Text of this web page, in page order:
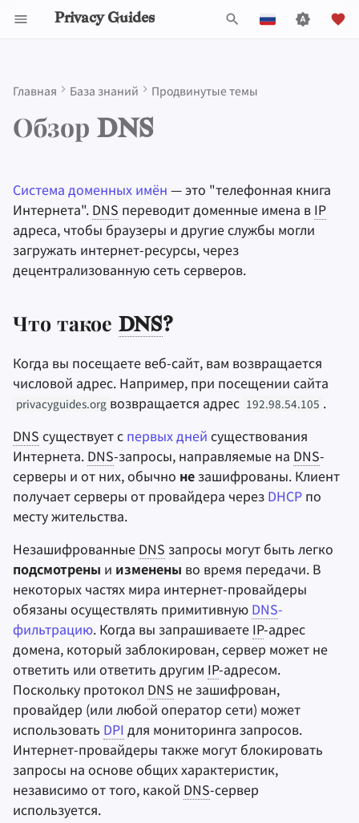
Privacy Guides
ц
а
л
и
и
я
п
о
и
с
к
а
Español
Nederlands
中文 (繁體)
中文 (繁體，台灣)
Многофакторная
Выбор оборудования
Безопасность
электронной почты
Что такое "зашифрованный
DNS"?
DNSCrypt
DNSчерезHTTPS (DoH)
Нативная поддержка в
операционных системах
Устройства Apple
Linux
Что может увидеть
посторонний человек?
Почему мне
не следует
использовать
зашифрованныйDNS?
IP-адрес
Индикация имени сервера
(SNI)
Протокол состояния
сетевого сертификата
(OCSP)
iOS Overview
Linux Overview
Обзор macOS
Обзор Qubes
конфиденциальности
File Management
Пользование
Интернетом
Мобильные
Browser Extensions
Провайдеры
DNS-провайдеры
Email Aliasing
Электронная почта
Поисковые системы
обеспечение
Криптовалюта
Data and Metadata
Redaction
Инструменты для
шифрования
Синхронизация и
обмен файлами
Фронтенды
Health and Wellness
Language Tools
Maps and Navigation
Многофакторная
аутентификация
Агрегаторы новостей
Заметки
Офисные пакеты
Оборудование
Операционные
Прошивки для
Дополнительно
Expand Your Perspective
Support The Community
Build Alliances
Stay Persistent
Legal Resources
Пожертвовать
Члены команды
Политика проекта
Executive Policy
Privacy Policy
Notices and Disclaimers
Сообщество
Онлайн-сервисы
Кодекс поведения
Traffic Statistics
руководства
Главная База знаний Продвинутые темы
Обзор DNS
Система доменных имён — это "телефонная книга
Интернета". DNS переводит доменные имена в IP
адреса, чтобы браузеры и другие службы могли
загружать интернет-ресурсы, через
децентрализованную сеть серверов.
Что такое DNS?
Когда вы посещаете веб-сайт, вам возвращается
числовой адрес. Например, при посещении сайта
privacyguides.org возвращается адрес 192.98.54.105 .
DNS существует с первых дней существования
Интернета. DNS-запросы, направляемые на DNS-
серверы и от них, обычно не зашифрованы. Клиент
получает серверы от провайдера через DHCP по
месту жительства.
Незашифрованные DNS запросы могут быть легко
подсмотрены и изменены во время передачи. В
некоторых частях мира интернет-провайдеры
обязаны осуществлять примитивную DNS-
фильтрацию. Когда вы запрашиваете IP-адрес
домена, который заблокирован, сервер может не
ответить или ответить другим IP-адресом.
Поскольку протокол DNS не зашифрован,
провайдер (или любой оператор сети) может
использовать DPI для мониторинга запросов.
Интернет-провайдеры также могут блокировать
запросы на основе общих характеристик,
независимо от того, какой DNS-сервер
используется.